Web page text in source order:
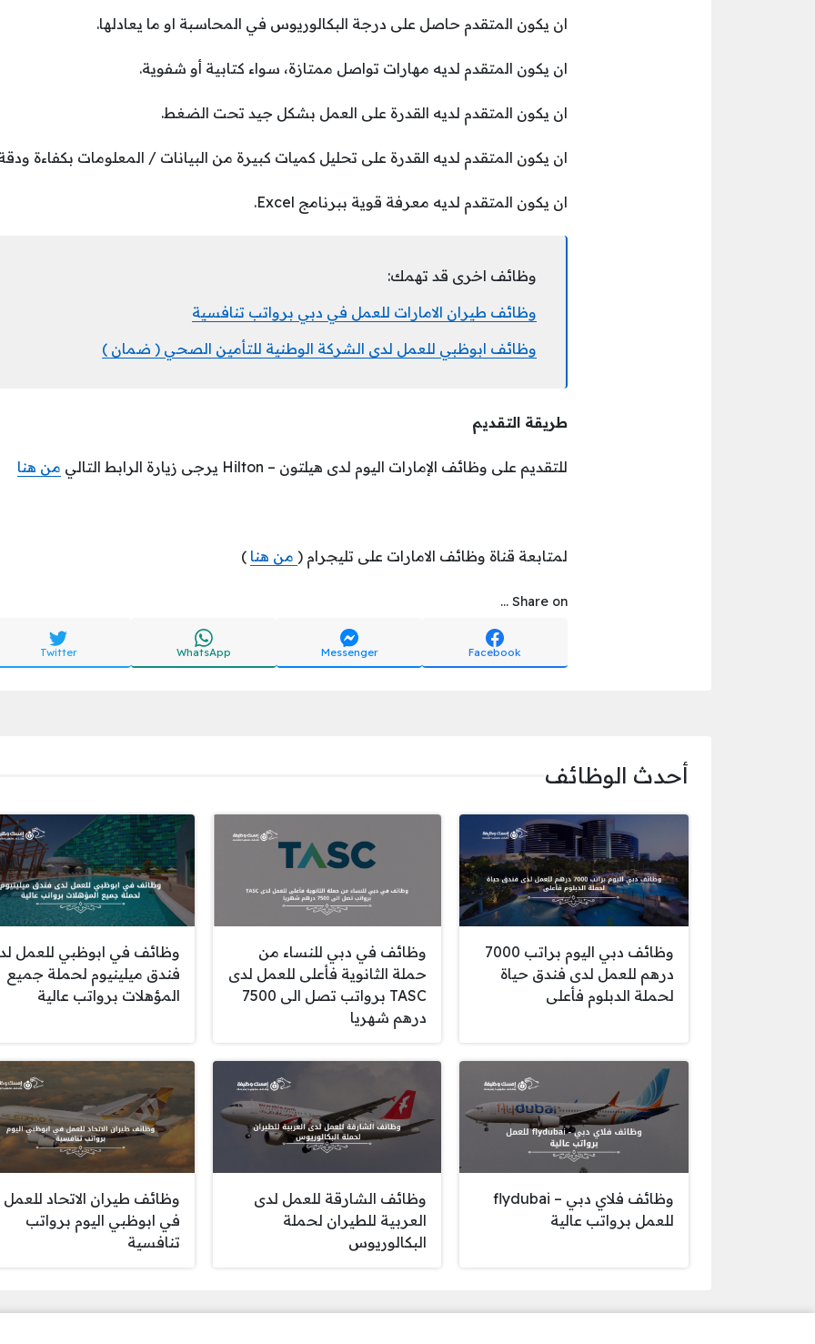
ان يكون المتقدم حاصل على درجة البكالوريوس في المحاسبة او ما يعادلها.
ان يكون المتقدم لديه مهارات تواصل ممتازة، سواء كتابية أو شفوية.
ان يكون المتقدم لديه القدرة على العمل بشكل جيد تحت الضغط.
ان يكون المتقدم لديه القدرة على تحليل كميات كبيرة من البيانات / المعلومات بكفاءة
ان يكون المتقدم لديه معرفة قوية ببرنامج Excel.
وظائف اخرى قد تهمك:
وظائف طيران الامارات للعمل في دبي برواتب تنافسية
وظائف ابوظبي للعمل لدى الشركة الوطنية للتأمين الصحي ( ضمان )
طريقة التقديم
للتقديم على وظائف الإمارات اليوم لدى هيلتون – Hilton يرجى زيارة الرابط التالي من هنا
لمتابعة قناة وظائف الامارات على تليجرام ( من هنا )
Share on ...
Facebook
Messenger
WhatsApp
Twitter
أحدث الوظائف
وظائف دبي اليوم براتب 7000
درهم للعمل لدى فندق حياة
لحملة الدبلوم فأعلى
وظائف في دبي للنساء من
حملة الثانوية فأعلى للعمل لدى
TASC برواتب تصل الى 7500
درهم شهريا
وظائف في ابوظبي للعمل
فندق ميلينيوم لحملة جميع
المؤهلات برواتب عالية
وظائف فلاي دبي – flydubai
للعمل برواتب عالية
وظائف الشارقة للعمل لدى
العربية للطيران لحملة
البكالوريوس
وظائف طيران الاتحاد للعمل
في ابوظبي اليوم برواتب
تنافسية